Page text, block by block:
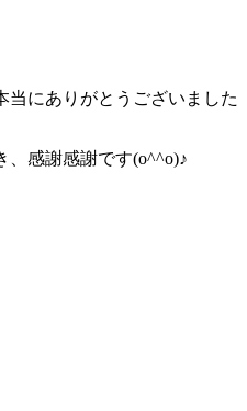
当にありがとうございました
、感謝感謝です(o^^o)♪